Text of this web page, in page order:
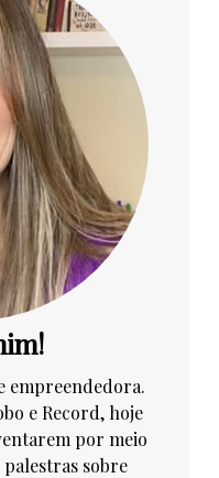
empreendedora.
e Record, hoje
por meio
sobre